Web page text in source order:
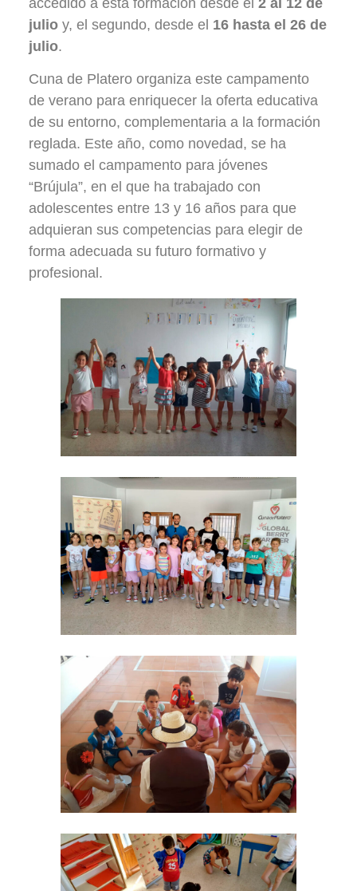
accedido a esta formación desde el 2 al 12 de
julioy, el segundo, desde el 16 hasta el 26 de
julio.
Cuna de Platero organiza este campamento
de verano para enriquecer la oferta educativa
de su entorno, complementaria a la formación
reglada. Este año, como novedad, se ha
sumado el campamento para jóvenes
“Brújula”, en el que ha trabajado con
adolescentes entre 13 y 16 años para que
adquieran sus competencias para elegir de
forma adecuada su futuro formativo y
profesional.